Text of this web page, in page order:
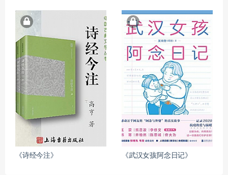
《诗经今注》 《武汉女孩阿念日记》